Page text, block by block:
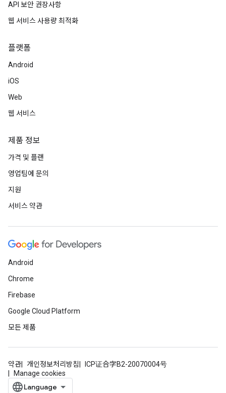
API 보안 권장사항
웹 서비스 사용량 최적화
플랫폼
Android
iOS
Web
웹 서비스
제품 정보
가격 및 플랜
영업팀에 문의
지원
서비스 약관
Android
Chrome
Firebase
Google Cloud Platform
모든 제품
약관 개인정보처리방침
ICP证合字B2-20070004号
Manage cookies